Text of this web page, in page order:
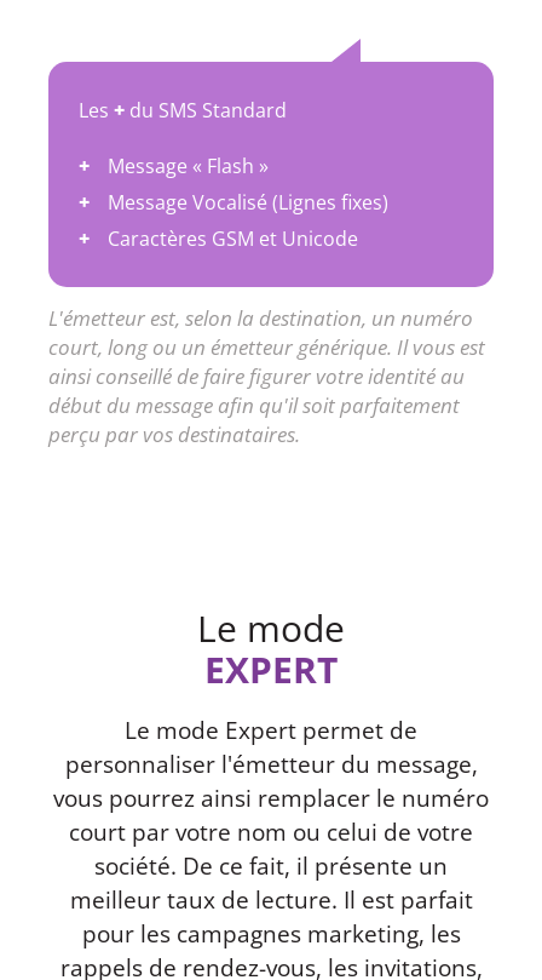
Les + du SMS Standard
Message « Flash »
Message Vocalisé (Lignes fixes)
Caractères GSM et Unicode
L'émetteur est, selon la destination, un numéro
court, long ou un émetteur générique. Il vous est
ainsi conseillé de faire figurer votre identité au
début du message afin qu'il soit parfaitement
perçu par vos destinataires.
Le mode
EXPERT
Le mode Expert permet de
personnaliser l'émetteur du message,
vous pourrez ainsi remplacer le numéro
court par votre nom ou celui de votre
société. De ce fait, il présente un
meilleur taux de lecture. Il est parfait
pour les campagnes marketing, les
rappels de rendez-vous, les invitations,